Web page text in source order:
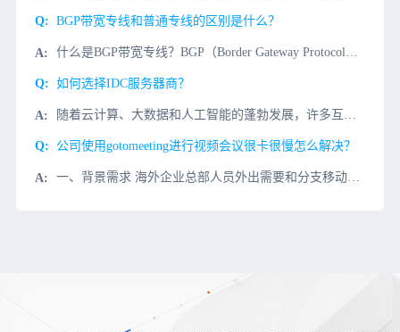
BGP带宽专线和普通专线的区别是什么？
什么是BGP带宽专线？BGP（Border Gateway Protocol，边界网关协议）线路是用来连接Internet上的独立系统的路由选择协议。它是Internet工程任务组制定的一个加强的、完
如何选择IDC服务器商？
随着云计算、大数据和人工智能的蓬勃发展，许多互联网初创公司都在各自的领域努力赢得一席之地。其中，云服务器和物理服务器的支持是分不开的用户需要托管服务器，如何选择IDC服务器商？实际调查IDC服务器的机
公司使用gotomeeting进行视频会议很卡很慢怎么解决？
一、背景需求 海外企业总部人员外出需要和分支移动办公gotomeeting视频会议协同办公视频会议，国内同事gotomeeting视频会议打开很慢，经常视频会议发送失败，希望用gotomeeting视...